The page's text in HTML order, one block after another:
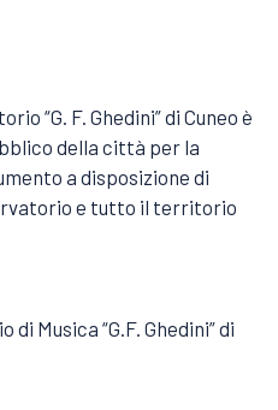
“G. F. Ghedini” di Cuneo è
della città per la
a disposizione di
e tutto il territorio
Musica “G.F. Ghedini” di